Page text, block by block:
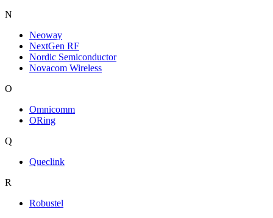
N
Neoway
NextGen RF
Nordic Semiconductor
Novacom Wireless
O
Omnicomm
ORing
Q
Queclink
R
Robustel